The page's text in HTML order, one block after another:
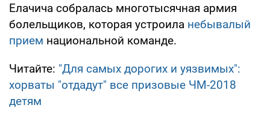
Елачича собралась многотысячная армия
болельщиков, которая устроила небывалый
прием национальной команде.
Читайте: "Для самых дорогих и уязвимых":
хорваты "отдадут" все призовые ЧМ-2018
детям